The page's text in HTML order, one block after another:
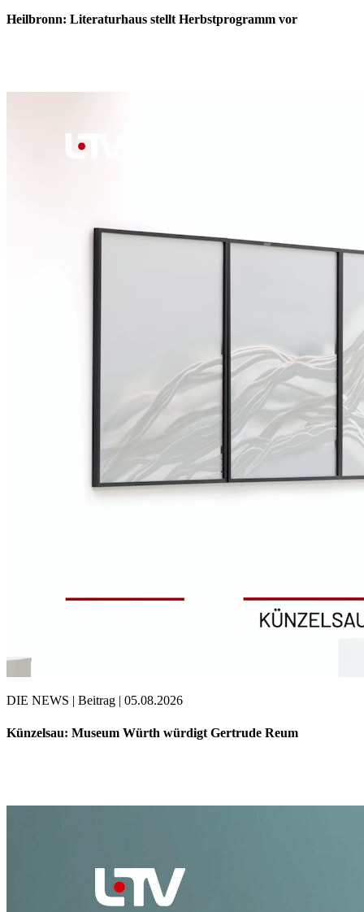
Heilbronn: Literaturhaus stellt Herbstprogramm vor
DIE NEWS | Beitrag | 05.08.2026
Künzelsau: Museum Würth würdigt Gertrude Reum